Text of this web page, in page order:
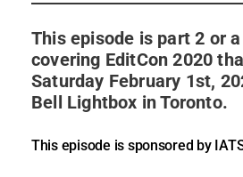
This episode is part 2 or
covering EditCon 2020
Saturday February 1st,
Bell Lightbox in Toronto.
This episode is sponsored by